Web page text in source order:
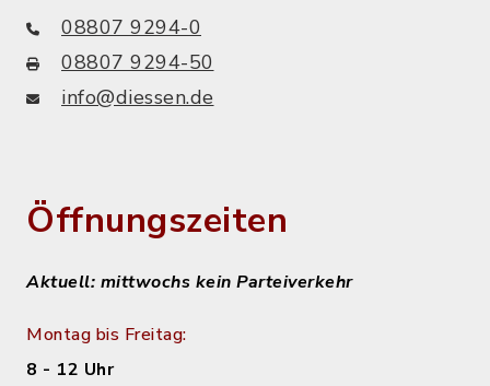
08807 9294-0
08807 9294-50
info@diessen.de
Öffnungszeiten
Aktuell: mittwochs kein Parteiverkehr
Montag bis Freitag:
8 - 12 Uhr